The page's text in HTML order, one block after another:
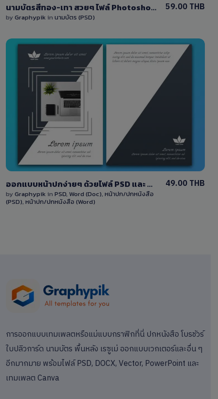
นามบัตรสีทอง-เทา สวยๆ ไฟล์ Photoshop แก้ไขง่าย
by Graphypik in นามบัตร (PSD)
59.00 THB
View Details
ออกแบบหน้าปกง่ายๆ ด้วยไฟล์ PSD และ Word สามารถแก้ไขได้ โทนสีเทา
by Graphypik in PSD, Word (Doc), หน้าปก/ปกหนังสือ
(PSD), หน้าปก/ปกหนังสือ (Word)
49.00 THB
การออกแบบเทมเพลตหรือแม่แบบกราฟิกที่นี่ ปกหนังสือ โบรชัวร์
ใบปลิวการ์ด นามบัตร พื้นหลัง เรซูเม่ ออกแบบเวกเตอร์และอื่น ๆ
อีกมากมาย พร้อมไฟล์ PSD, DOCX, Vector, PowerPoint และ
เทมเพลต Canva